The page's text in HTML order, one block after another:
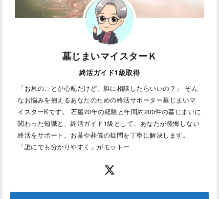
墓じまいマイスターＫ
終活ガイド1級取得
「お墓のことが心配だけど、誰に相談したらいいの？」 そん
なお悩みを抱えるあなたのための終活サポーター墓じまいマ
イスターKです。 石屋20年の経験と年間約200件の墓じまいに
関わった知識と、終活ガイド1級として、あなたが後悔しない
終活をサポート。お墓や葬儀の疑問を丁寧に解決します。
「誰にでも分かりやすく」がモットー